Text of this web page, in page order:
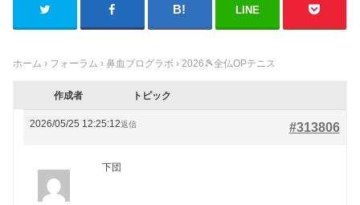
LINE
ホーム › フォーラム › 鼻血ブログラボ › 2026🎾全仏OPテニス
作成者 トピック
2026/05/25 12:25:12 #313806
返信
下団